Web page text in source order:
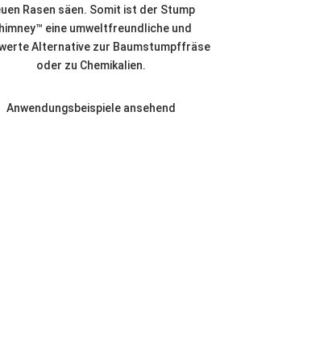
Rasen säen. Somit ist der Stump
eine umweltfreundliche und
Alternative zur Baumstumpffräse
oder zu Chemikalien.
Anwendungsbeispiele ansehend